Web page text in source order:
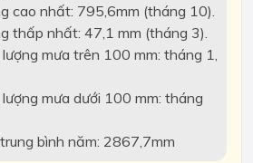
cao nhất: 795,6mm (tháng 10).
thấp nhất: 47,1 mm (tháng 3).
mưa trên 100 mm: tháng 1,
mưa dưới 100 mm: tháng
bình năm: 2867,7mm